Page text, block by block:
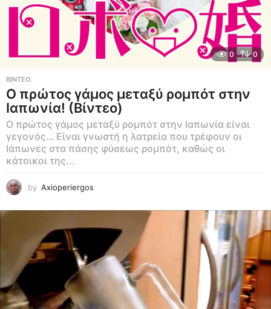
0 0
ΒΊΝΤΕΟ
Ο πρώτος γάμος μεταξύ ρομπότ στην
Ιαπωνία! (Βίντεο)
Ο πρώτος γάμος μεταξύ ρομπότ στην Ιαπωνία είναι
γεγονός… Είναι γνωστή η λατρεία που τρέφουν οι
Ιάπωνες στα πάσης φύσεως ρομπότ, καθώς οι
κάτοικοι της...
by Axioperiergos